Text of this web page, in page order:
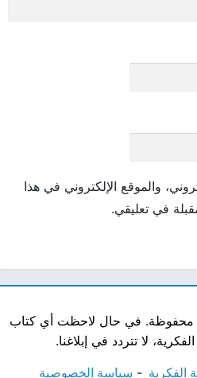
والموقع الإلكتروني في هذا
في تعليقي.
محفوظة. في حال لاحظت أي كتاب
لا تتردد في إبلاغنا.
الفكرية سياسة الخصوصية